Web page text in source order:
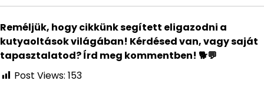
Reméljük, hogy cikkünk segített eligazodni a
kutyaoltások világában! Kérdésed van, vagy saját
tapasztalatod? Írd meg kommentben! 🐕💬
Post Views: 153